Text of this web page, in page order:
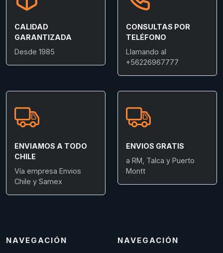
CALIDAD
GARANTIZADA
Desde 1985
CONSULTAS POR
TELÉFONO
Llamando al
+56226967777
ENVIAMOS A TODO
CHILE
Vía empresa Envios
Chile y Samex
ENVIOS GRATIS
a RM, Talca y Puerto
Montt
NAVEGACIÓN NAVEGACIÓN